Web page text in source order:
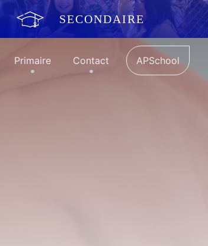
SECONDAIRE
Primaire Contact APSchool